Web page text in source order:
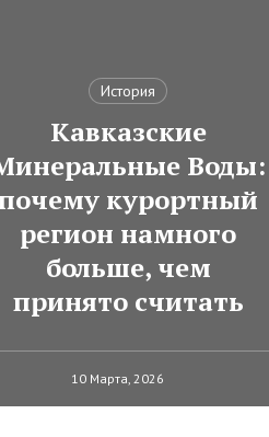
История
Кавказские
Воды:
курортный
регион намного
больше, чем
принято считать
10 Марта, 2026